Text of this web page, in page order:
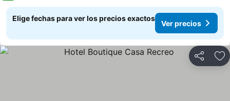
Elige fechas para ver los precios exactos
Ver precios
Compartir